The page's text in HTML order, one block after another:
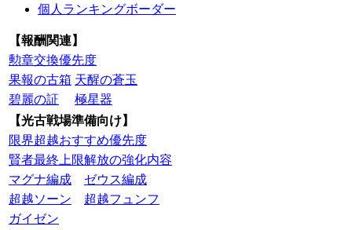
個人ランキングボーダー
【報酬関連】
勲章交換優先度
果報の古箱 天醒の蒼玉
碧麗の証
極星器
【光古戦場準備向け】
限界超越おすすめ優先度
賢者最終上限解放の強化内容
マグナ編成
ゼウス編成
超越ソーン
超越フュンフ
ガイゼン